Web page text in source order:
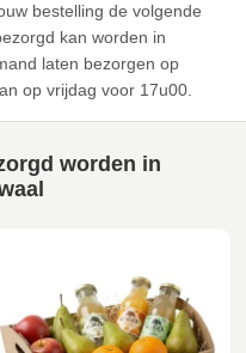
bestelling de volgende
kan worden in
laten bezorgen op
op vrijdag voor 17u00.
worden in